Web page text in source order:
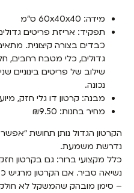
מידה: 60x40x40 ס"מ
תפקיד: אריזת פריטים
כבדים בצורה קיצונית.
גדולים, כלי מטבח רחבים,
שילוב של פריטים
נכונה.
מבנה: קרטון דו גלי חזק,
מחיר בחנות: ₪9.50
הקרטון הגדול נותן תחושת
נדרשת משמעת.
כלל מקצועי ברור: גם בקרטון
נשיאה סביר. אם הקרטון
– סימן מובהק שהמשקל לא חולק